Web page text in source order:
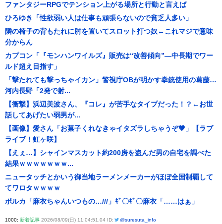
ファンタジーRPGでテンション上がる場所と行動と言えば
ひろゆき「性欲弱い人は仕事も頑張らないので貧乏人多い」
隣の椅子の背もたれに肘を置いてスロット打つ奴←これマジで意味
分からん
カプコン「『モンハンワイルズ』販売は“改善傾向”―中長期でワー
ルド超え目指す」
「撃たれても撃っちゃイカン」警視庁OBが明かす拳銃使用の葛藤…
河内長野「2発で射...
【衝撃】浜辺美波さん、『コレ』が苦手なタイプだった！？←お世
話してあげたい弱男が...
【画像】愛さん「お菓子くれなきゃイタズラしちゃうぞ🧡」【ラブ
ライブ！虹ヶ咲】
【えぇ…】シャインマスカット約200房を盗んだ男の自宅を調べた
結果ｗｗｗｗｗｗｗ...
ニュータッチとかいう御当地ラーメンメーカーがほぼ全国制覇して
てワロタｗｗｗｗ
ポルカ「麻衣ちゃんいつもの…///」ｷﾞ〇ｷﾞ〇麻衣「……はぁ」
1000: 新着記事 2026/08/09(日) 11:04:51.04 ID: @suresuta_info